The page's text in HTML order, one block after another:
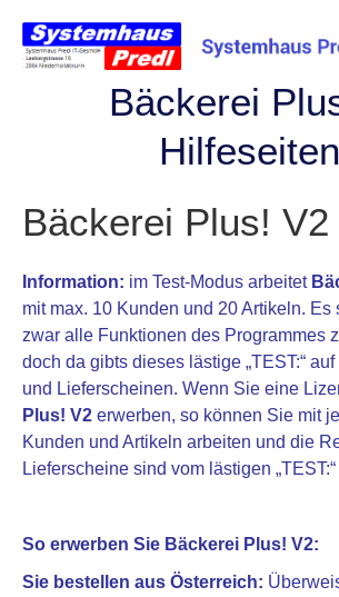
content
Bäckerei
Hilfeseiten
Bäckerei Plus!
Information: im Test-Modus arbeitet
mit max. 10 Kunden und 20 Artikeln. Es
zwar alle Funktionen des Programmes
doch da gibts dieses lästige „TEST:“
und Lieferscheinen. Wenn Sie eine
Plus! V2 erwerben, so können Sie mit
Kunden und Artikeln arbeiten und die
Lieferscheine sind vom lästigen
So erwerben Sie Bäckerei Plus! V2:
Sie bestellen aus Österreich: